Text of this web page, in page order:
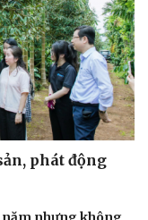
- Quốc phòng
phát động